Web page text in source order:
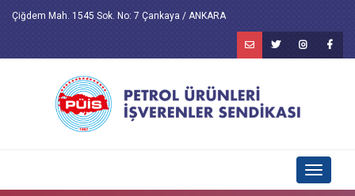
Çiğdem Mah. 1545 Sok. No: 7 Çankaya / ANKARA
Toggle